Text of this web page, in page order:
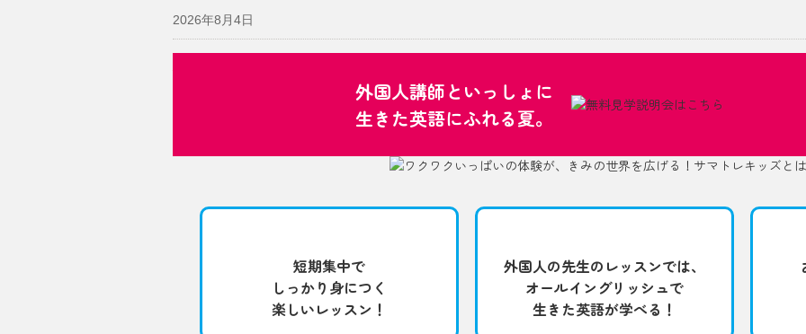
2026年8月4日
この夏おいでよ！英語の世界へ。外国人講師といっしょに生きた英語にふれる夏。
外国人講師といっしょに
生きた英語にふれる夏。
短期集中で
しっかり身につく
楽しいレッスン！
外国人の先生のレッスンでは、
オールイングリッシュで
生きた英語が学べる！